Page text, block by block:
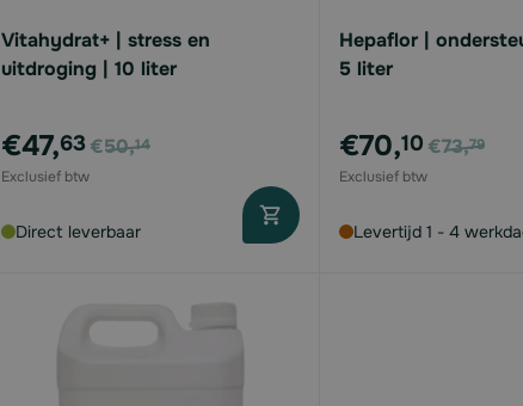
Vitahydrat+ | stress en
uitdroging | 10 liter
Voor
€47,63 €50,14
Direct leverbaar
Hepaflor |
5 liter
Voor
€70,10 €73,79
Levertijd 1 - 4